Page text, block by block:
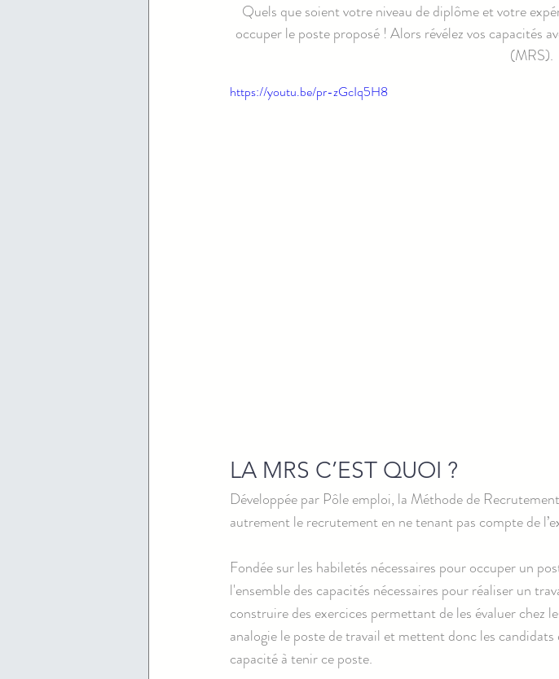
Quels que soient votre niveau de diplôme et votre
occuper le poste proposé ! Alors révélez vos capacités
(MRS).
https://youtu.be/pr-zGcIq5H8
LA MRS C’EST QUOI ?
Développée par Pôle emploi, la Méthode de
autrement le recrutement en ne tenant pas compte de
Fondée sur les habiletés nécessaires pour occuper un
l'ensemble des capacités nécessaires pour réaliser un
construire des exercices permettant de les évaluer chez
analogie le poste de travail et mettent donc les
capacité à tenir ce poste.